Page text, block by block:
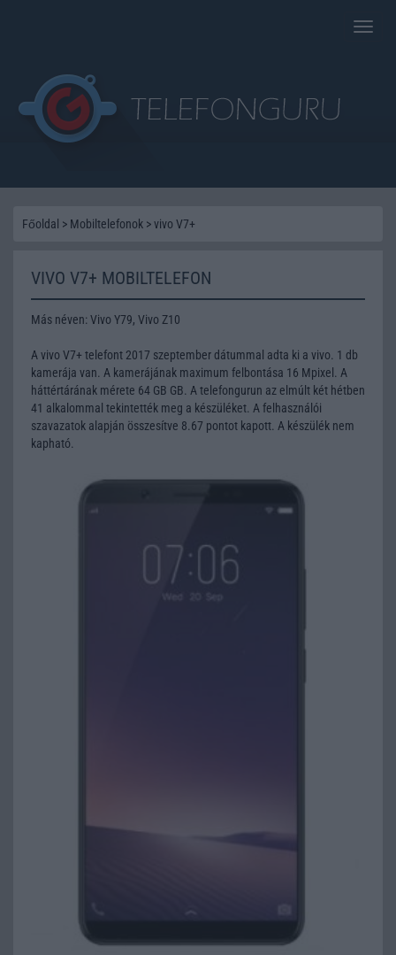
Toggle
Főoldal > Mobiltelefonok >vivo V7+
VIVO V7+ MOBILTELEFON
Más néven: Vivo Y79, Vivo Z10
A vivo V7+ telefont 2017 szeptember dátummal adta ki a vivo. 1 db
kamerája van. A kamerájának maximum felbontása 16 Mpixel. A
háttértárának mérete 64 GB GB. A telefongurun az elmúlt két hétben
41 alkalommal tekintették meg a készüléket. A felhasználói
szavazatok alapján összesítve 8.67 pontot kapott. A készülék nem
kapható.